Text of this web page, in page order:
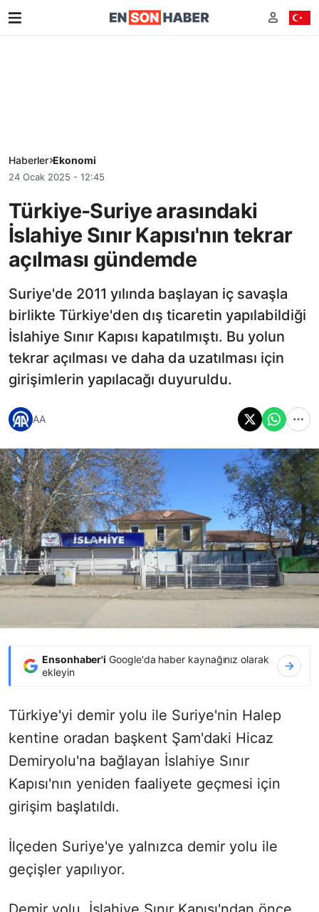
Haberler Ekonomi
24 Ocak 2025 - 12:45
Türkiye-Suriye arasındaki
İslahiye Sınır Kapısı'nın tekrar
açılması gündemde
Suriye'de 2011 yılında başlayan iç savaşla
birlikte Türkiye'den dış ticaretin yapılabildiği
İslahiye Sınır Kapısı kapatılmıştı. Bu yolun
tekrar açılması ve daha da uzatılması için
girişimlerin yapılacağı duyuruldu.
AA
Ensonhaber'i Google'da haber kaynağınız olarak
ekleyin
Türkiye'yi demir yolu ile Suriye'nin Halep
kentine oradan başkent Şam'daki Hicaz
Demiryolu'na bağlayan İslahiye Sınır
Kapısı'nın yeniden faaliyete geçmesi için
girişim başlatıldı.
İlçeden Suriye'ye yalnızca demir yolu ile
geçişler yapılıyor.